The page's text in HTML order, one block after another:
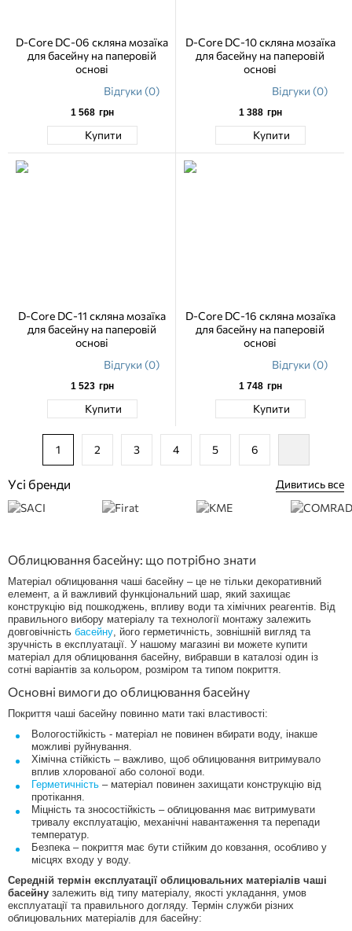
D-Core DC-06 скляна мозаїка
для басейну на паперовій
основі
Відгуки (0)
1 568 грн
Купити
D-Core DC-10 скляна мозаїка
для басейну на паперовій
основі
Відгуки (0)
1 388 грн
Купити
D-Core DC-11 скляна мозаїка
для басейну на паперовій
основі
Відгуки (0)
1 523 грн
Купити
D-Core DC-16 скляна мозаїка
для басейну на паперовій
основі
Відгуки (0)
1 748 грн
Купити
1 2 3 4 5 6
Усі бренди Дивитись все
Облицювання басейну: що потрібно знати
Матеріал облицювання чаші басейну – це не тільки декоративний
елемент, а й важливий функціональний шар, який захищає
конструкцію від пошкоджень, впливу води та хімічних реагентів. Від
правильного вибору матеріалу та технології монтажу залежить
довговічність басейну , його герметичність, зовнішній вигляд та
зручність в експлуатації. У нашому магазині ви можете купити
матеріал для облицювання басейну, вибравши в каталозі один із
сотні варіантів за кольором, розміром та типом покриття.
Основні вимоги до облицювання басейну
Покриття чаші басейну повинно мати такі властивості:
Вологостійкість - матеріал не повинен вбирати воду, інакше
можливі руйнування.
Хімічна стійкість – важливо, щоб облицювання витримувало
вплив хлорованої або солоної води.
Герметичність – матеріал повинен захищати конструкцію від
протікання.
Міцність та зносостійкість – облицювання має витримувати
тривалу експлуатацію, механічні навантаження та перепади
температур.
Безпека – покриття має бути стійким до ковзання, особливо у
місцях входу у воду.
Середній термін експлуатації облицювальних матеріалів чаші
басейну залежить від типу матеріалу, якості укладання, умов
експлуатації та правильного догляду. Термін служби різних
облицювальних матеріалів для басейну: